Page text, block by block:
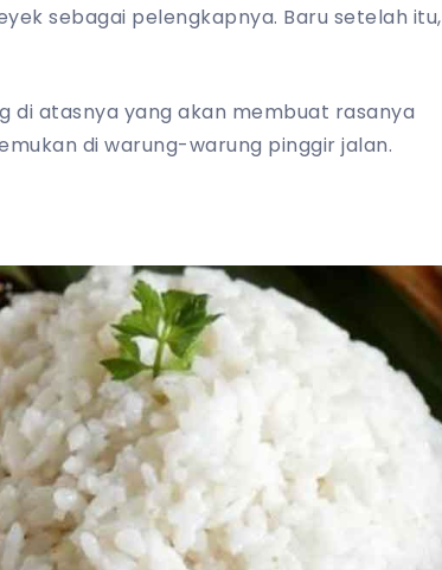
sebagai pelengkapnya. Baru setelah itu,
di atasnya yang akan membuat rasanya
di warung-warung pinggir jalan.